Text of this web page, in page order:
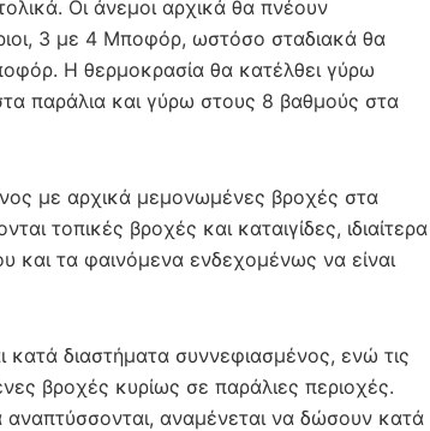
Οι άνεμοι αρχικά θα πνέουν
3 με 4 Μποφόρ, ωστόσο σταδιακά θα
Η θερμοκρασία θα κατέλθει γύρω
παράλια και γύρω στους 8 βαθμούς στα
με αρχικά μεμονωμένες βροχές στα
τοπικές βροχές και καταιγίδες, ιδιαίτερα
και τα φαινόμενα ενδεχομένως να είναι
κατά διαστήματα συννεφιασμένος, ενώ τις
βροχές κυρίως σε παράλιες περιοχές.
αναμένεται να δώσουν κατά